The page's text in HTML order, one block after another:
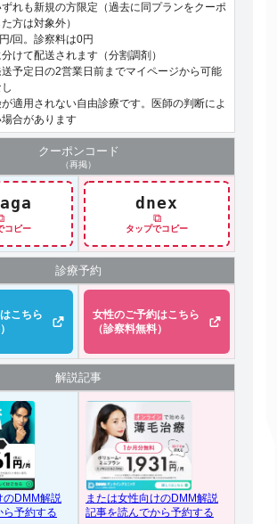
ずれも新規の方限定（過去に同プランをクーポ
方は対象外）
/回。診察料は0円
けて配送されます（分割調剤）
送予定日の2営業日前までマイページから可能
が適用されない自由診療です。医師の判断によ
合があります
クーポン コード
（再掲）
コピー
dnex
⧉
タップでコピー
診療予約
こちら
女性のご予約はこちら
（診察料無料）
解説記事
のDMM解説
ら予約する
または女性向けのDMM解説
記事を読んでから予約する